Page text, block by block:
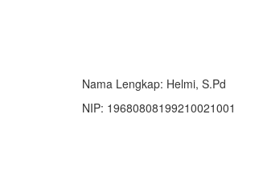
Nama Lengkap: Helmi, S.Pd
NIP: 19680808199210021001